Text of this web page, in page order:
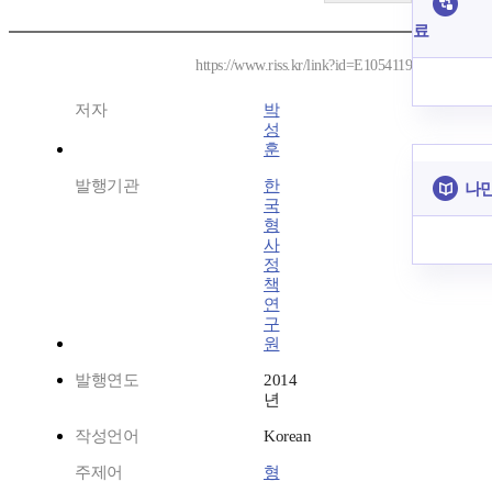
https://www.riss.kr/link?id=E1054119
저자
박
성
훈
발행기관
한
국
형
사
정
책
연
구
원
발행연도
2014
년
작성언어 Korean
주제어
형
료
나